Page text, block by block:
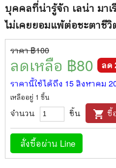
บุคคลที่น่ารู้จัก เลน่า มา
ไม่เคยยอมแพ้ต่อชะตาชีวิ
ราคา ฿100
ลดเหลือ ฿80 ลด
ราคานี้ใช้ได้ถึง 15 สิงหาคม
เหลืออยู่ 1 ชิ้น
จำนวน ชิ้น shopping_cart ซื้
สั่งซื้อผ่าน Line